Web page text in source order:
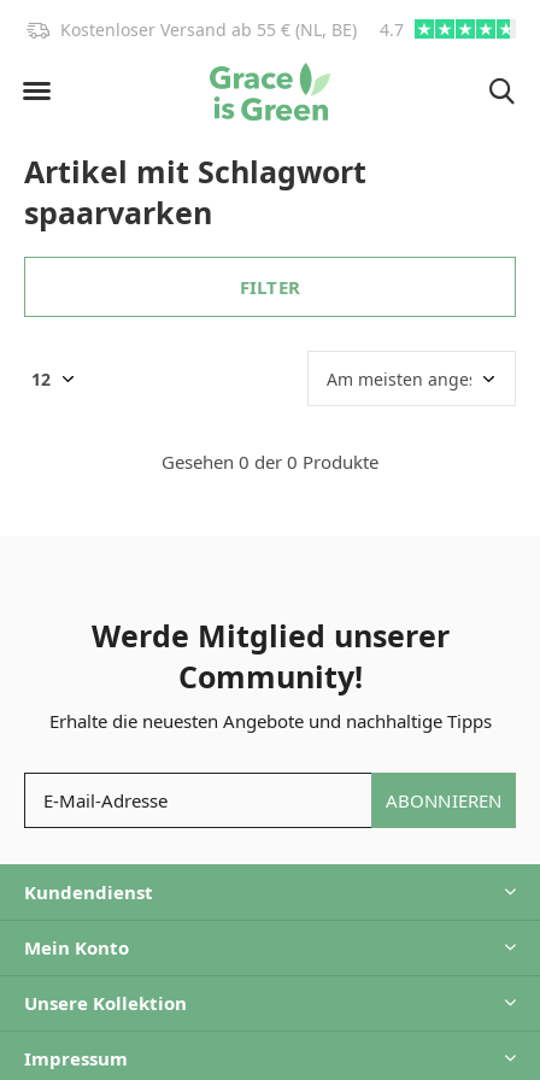
Kostenloser Versand ab 55 € (NL, BE) 4.7
Artikel mit Schlagwort
spaarvarken
FILTER
Gesehen 0 der 0 Produkte
Werde Mitglied unserer
Community!
Erhalte die neuesten Angebote und nachhaltige Tipps
ABONNIEREN
Kundendienst
Mein Konto
Unsere Kollektion
Impressum